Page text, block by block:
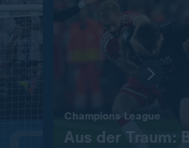
Champions League
Aus der Traum: